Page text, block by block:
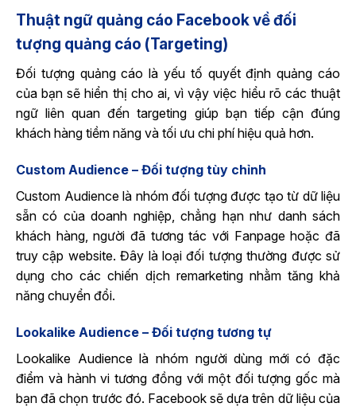
Thuật ngữ quảng cáo Facebook về đối
tượng quảng cáo (Targeting)
Đối tượng quảng cáo là yếu tố quyết định quảng cáo
của bạn sẽ hiển thị cho ai, vì vậy việc hiểu rõ các thuật
ngữ liên quan đến targeting giúp bạn tiếp cận đúng
khách hàng tiềm năng và tối ưu chi phí hiệu quả hơn.
Custom Audience – Đối tượng tùy chỉnh
Custom Audience là nhóm đối tượng được tạo từ dữ liệu
sẵn có của doanh nghiệp, chẳng hạn như danh sách
khách hàng, người đã tương tác với Fanpage hoặc đã
truy cập website. Đây là loại đối tượng thường được sử
dụng cho các chiến dịch remarketing nhằm tăng khả
năng chuyển đổi.
Lookalike Audience – Đối tượng tương tự
Lookalike Audience là nhóm người dùng mới có đặc
điểm và hành vi tương đồng với một đối tượng gốc mà
bạn đã chọn trước đó. Facebook sẽ dựa trên dữ liệu của